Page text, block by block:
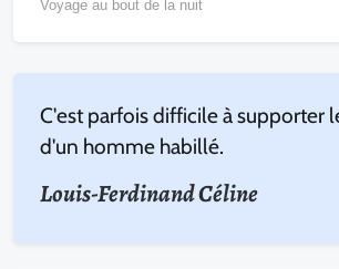
Voyage au bout de la nuit
C'est parfois difficile à supporter
d'un homme habillé.
Louis-Ferdinand Céline